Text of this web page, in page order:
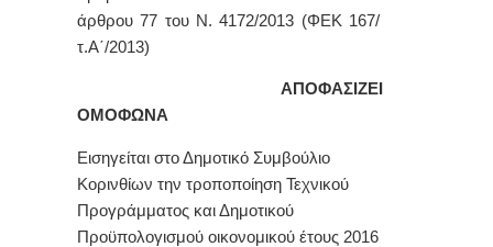
άρθρου 77 του Ν. 4172/2013 (ΦΕΚ 167/
τ.Α΄/2013)
ΑΠΟΦΑΣΙΖΕΙ
ΟΜΟΦΩΝΑ
Εισηγείται στο Δημοτικό Συμβούλιο
Κορινθίων την τροποποίηση Τεχνικού
Προγράμματος και Δημοτικού
Προϋπολογισμού οικονομικού έτους 2016